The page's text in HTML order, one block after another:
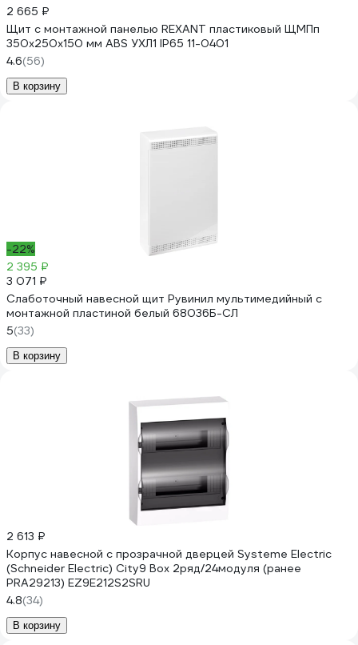
2 665 ₽
Щит с монтажной панелью REXANT пластиковый ЩМПп
350x250x150 мм ABS УХЛ1 IP65 11-0401
4.6(56)
В корзину
-22%
2 395 ₽
3 071 ₽
Слаботочный навесной щит Рувинил мультимедийный с
монтажной пластиной белый 68036Б-СЛ
5(33)
В корзину
2 613 ₽
Корпус навесной с прозрачной дверцей Systeme Electric
(Schneider Electric) City9 Box 2ряд/24модуля (ранее
PRA29213) EZ9E212S2SRU
4.8(34)
В корзину